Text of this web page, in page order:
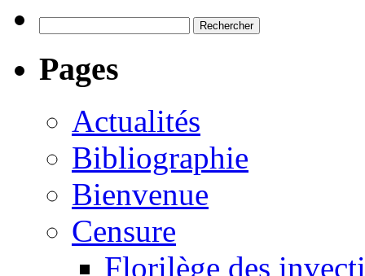
Pages
Actualités
Bibliographie
Bienvenue
Censure
Florilège des